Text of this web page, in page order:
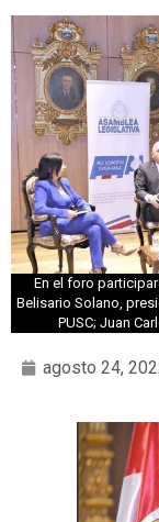
En el foro
Belisario Solano,
PUSC; Juan
agosto 24,